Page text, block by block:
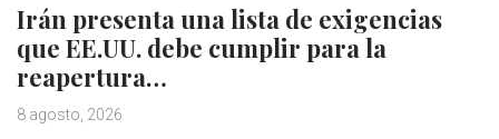
Irán presenta una lista de exigencias
que EE.UU. debe cumplir para la
reapertura…
8 agosto, 2026